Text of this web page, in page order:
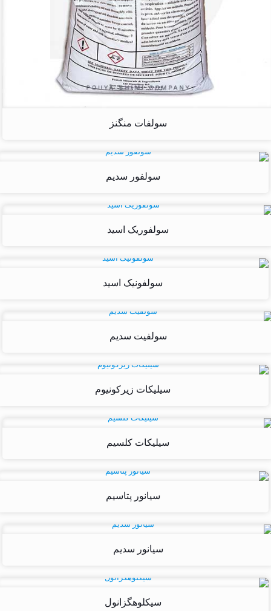
سولفات منگنز
سولفور سدیم
سولفوریک اسید
سولفونیک اسید
سولفیت سدیم
سیلیکات زیرکونیوم
سیلیکات کلسیم
سیانور پتاسیم
سیانور سدیم
سیکلوهگزانول